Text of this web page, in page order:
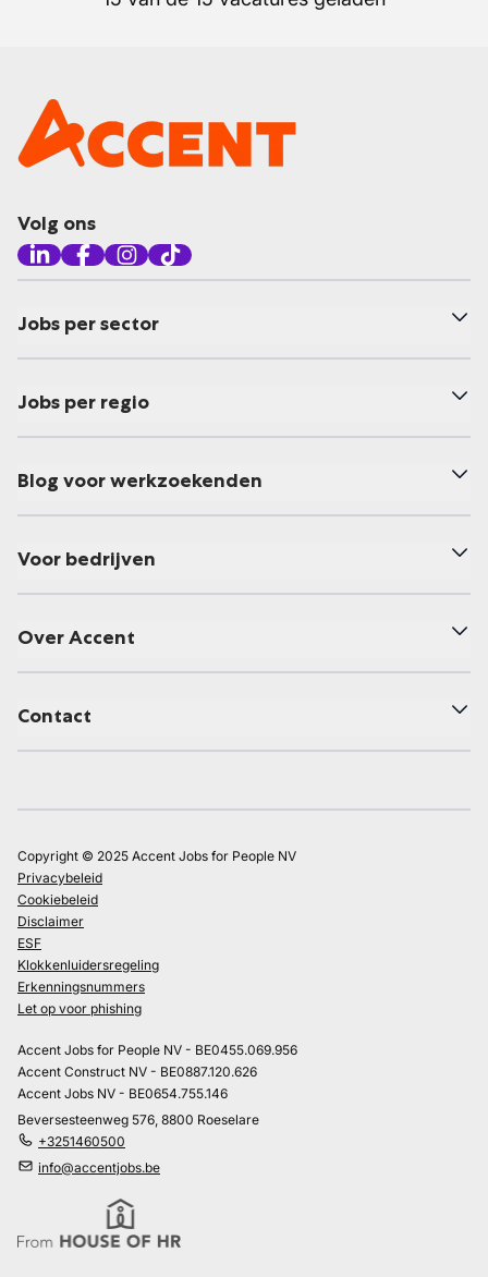
Volg ons
Jobs per sector
Jobs per regio
Blog voor werkzoekenden
Voor bedrijven
Over Accent
Contact
Copyright © 2025 Accent Jobs for People NV
Privacybeleid
Cookiebeleid
Disclaimer
ESF
Klokkenluidersregeling
Erkenningsnummers
Let op voor phishing
Accent Jobs for People NV - BE0455.069.956
Accent Construct NV - BE0887.120.626
Accent Jobs NV - BE0654.755.146
Beversesteenweg 576, 8800 Roeselare
+3251460500
info@accentjobs.be